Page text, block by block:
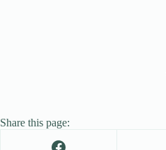
Share this page: